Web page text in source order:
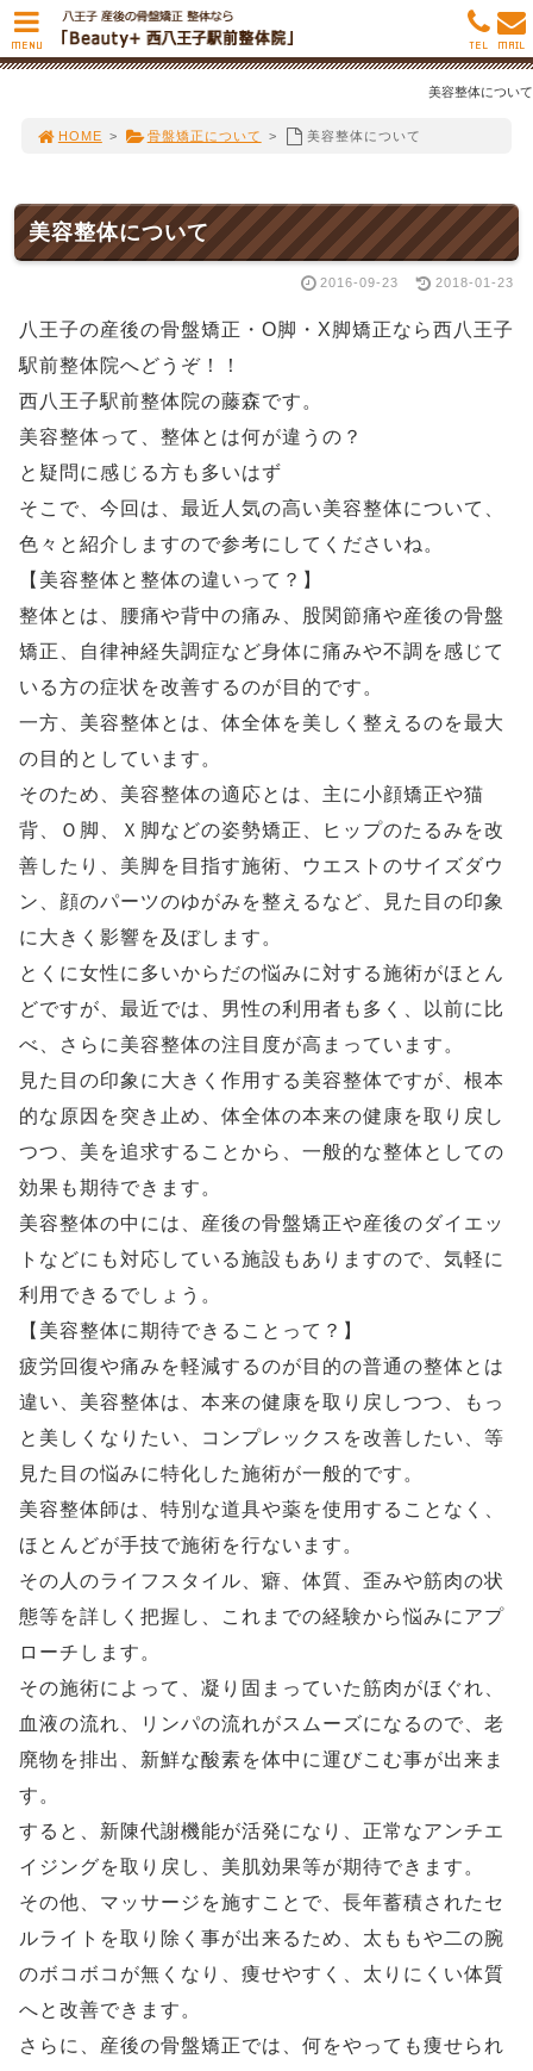
美容整体について
HOME > 骨盤矯正について > 美容整体について
美容整体について
2016-09-23 2018-01-23
八王子の産後の骨盤矯正・O脚・X脚矯正なら西八王子
駅前整体院へどうぞ！！
西八王子駅前整体院の藤森です。
美容整体って、整体とは何が違うの？
と疑問に感じる方も多いはず
そこで、今回は、最近人気の高い美容整体について、
色々と紹介しますので参考にしてくださいね。
【美容整体と整体の違いって？】
整体とは、腰痛や背中の痛み、股関節痛や産後の骨盤
矯正、自律神経失調症など身体に痛みや不調を感じて
いる方の症状を改善するのが目的です。
一方、美容整体とは、体全体を美しく整えるのを最大
の目的としています。
そのため、美容整体の適応とは、主に小顔矯正や猫
背、Ｏ脚、Ｘ脚などの姿勢矯正、ヒップのたるみを改
善したり、美脚を目指す施術、ウエストのサイズダウ
ン、顔のパーツのゆがみを整えるなど、見た目の印象
に大きく影響を及ぼします。
とくに女性に多いからだの悩みに対する施術がほとん
どですが、最近では、男性の利用者も多く、以前に比
べ、さらに美容整体の注目度が高まっています。
見た目の印象に大きく作用する美容整体ですが、根本
的な原因を突き止め、体全体の本来の健康を取り戻し
つつ、美を追求することから、一般的な整体としての
効果も期待できます。
美容整体の中には、産後の骨盤矯正や産後のダイエッ
トなどにも対応している施設もありますので、気軽に
利用できるでしょう。
【美容整体に期待できることって？】
疲労回復や痛みを軽減するのが目的の普通の整体とは
違い、美容整体は、本来の健康を取り戻しつつ、もっ
と美しくなりたい、コンプレックスを改善したい、等
見た目の悩みに特化した施術が一般的です。
美容整体師は、特別な道具や薬を使用することなく、
ほとんどが手技で施術を行ないます。
その人のライフスタイル、癖、体質、歪みや筋肉の状
態等を詳しく把握し、これまでの経験から悩みにアプ
ローチします。
その施術によって、凝り固まっていた筋肉がほぐれ、
血液の流れ、リンパの流れがスムーズになるので、老
廃物を排出、新鮮な酸素を体中に運びこむ事が出来ま
す。
すると、新陳代謝機能が活発になり、正常なアンチエ
イジングを取り戻し、美肌効果等が期待できます。
その他、マッサージを施すことで、長年蓄積されたセ
ルライトを取り除く事が出来るため、太ももや二の腕
のボコボコが無くなり、痩せやすく、太りにくい体質
へと改善できます。
さらに、産後の骨盤矯正では、何をやっても痩せられ
MENU MAIL
TEL